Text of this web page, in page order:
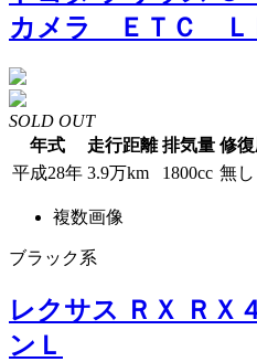
カメラ ＥＴＣ Ｌ
SOLD OUT
年式
走行距離 排気量 修
平成28年 3.9万km 1800cc 無し
複数画像
ブラック系
レクサス ＲＸ Ｒ
ンＬ